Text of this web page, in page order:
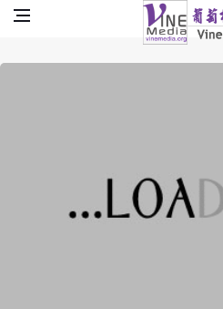
Vine Media
葡萄樹傳媒